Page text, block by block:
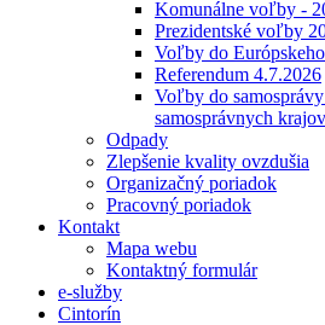
Komunálne voľby -
Prezidentské voľby
Voľby do
Referendum 4.7.2026
Voľby do
samosprávnych
Odpady
Zlepšenie kvality ovzdušia
Organizačný poriadok
Pracovný poriadok
Kontakt
Mapa webu
Kontaktný formulár
e-služby
Cintorín